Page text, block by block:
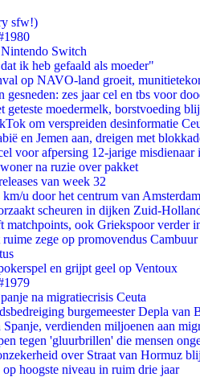
sfw!)
Switch
ik heb gefaald als moeder"
op NAVO-land groeit,
gesneden: zes jaar cel en tbs voor
moedermelk, borstvoeding
om verspreiden desinformatie
en Jemen aan, dreigen met
voor afpersing 12-jarige misdienaar
na ruzie over pakket
van week 32
u door het centrum van Amsterdam
scheuren in dijken Zuid-
matchpoints, ook Griekspoor verder
zege op promovendus Cambuur
en grijpt geel op Ventoux
na migratiecrisis Ceuta
burgemeester Depla van
verdienden miljoenen aan
tegen 'gluurbrillen' die mensen
over Straat van Hormuz
hoogste niveau in ruim drie jaar